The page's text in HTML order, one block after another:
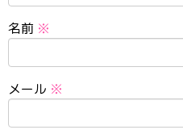
名前 ※
メール ※